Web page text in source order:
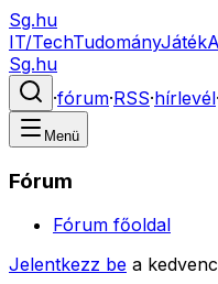
Sg.hu
IT/TechTudományJáték
Sg.hu
·fórum·RSS·hírlevél·
Menü
Fórum
Fórum főoldal
Jelentkezz be a